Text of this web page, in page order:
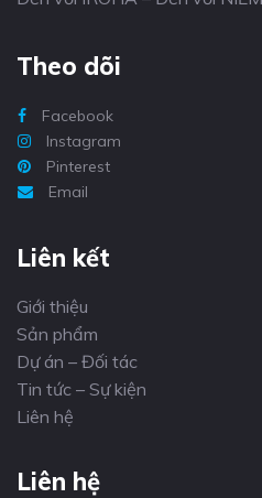
Theo dõi
Facebook
Instagram
Pinterest
Email
Liên kết
Giới thiệu
Sản phẩm
Dự án – Đối tác
Tin tức – Sự kiện
Liên hệ
Liên hệ